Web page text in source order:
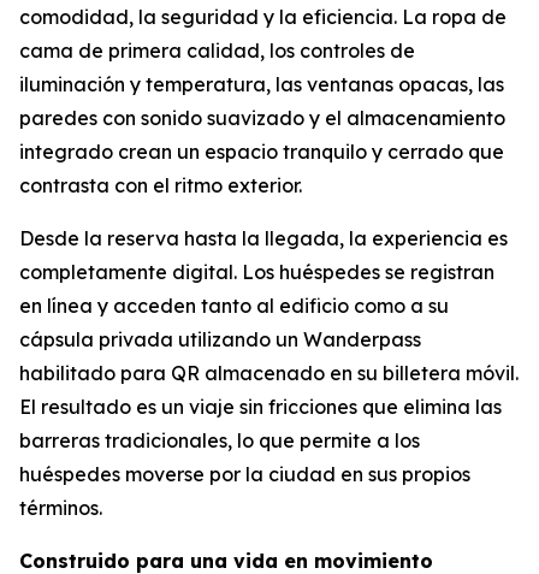
comodidad, la seguridad y la eficiencia. La ropa de
cama de primera calidad, los controles de
iluminación y temperatura, las ventanas opacas, las
paredes con sonido suavizado y el almacenamiento
integrado crean un espacio tranquilo y cerrado que
contrasta con el ritmo exterior.
Desde la reserva hasta la llegada, la experiencia es
completamente digital. Los huéspedes se registran
en línea y acceden tanto al edificio como a su
cápsula privada utilizando un Wanderpass
habilitado para QR almacenado en su billetera móvil.
El resultado es un viaje sin fricciones que elimina las
barreras tradicionales, lo que permite a los
huéspedes moverse por la ciudad en sus propios
términos.
Construido para una vida en movimiento